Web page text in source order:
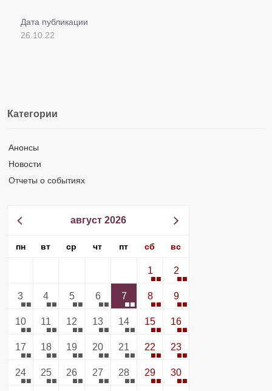
Дата публикации
26.10.22
Категории
Анонсы
Новости
Отчеты о событиях
август 2026
пн вт ср чт пт сб вс
1 2
3 4 5 6 7 8 9
10 11 12 13 14 15 16
17 18 19 20 21 22 23
24 25 26 27 28 29 30